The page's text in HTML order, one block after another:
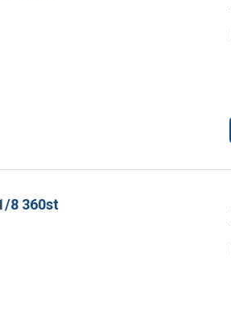
8 360st